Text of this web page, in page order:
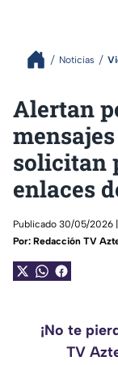
Noticias
Alertan
solicitan
enlaces
Publicado 30/05/2026 |
Por: Redacción TV
¡No te
TV